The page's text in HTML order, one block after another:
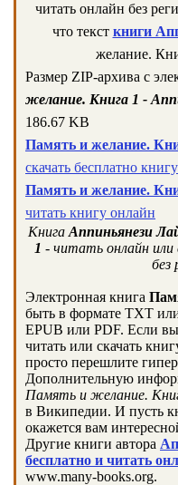
читать онлайн без
что текст книги
желание.
Размер ZIP-архива c
желание. Книга 1 -
186.67 KB
Память и желание.
скачать бесплатно книгу
Память и желание.
читать книгу онлайн
Книга Аппиньянези
1 - читать онлайн
без
Электронная книга
быть в формате TXT
EPUB или PDF. Если вы
читать или скачать
просто перешлите
Дополнительную
Память и желание.
в Википедии. И пусть
окажется вам
Другие книги автора
бесплатно и читать
www.many-books.org.